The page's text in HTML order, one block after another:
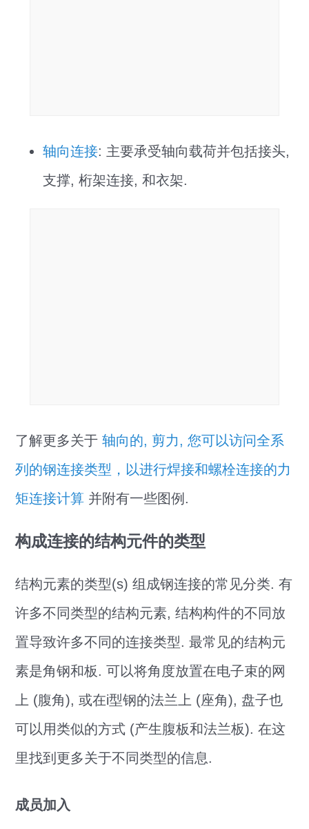
轴向连接: 主要承受轴向载荷并包括接头,
支撑, 桁架连接, 和衣架.
了解更多关于轴向的, 剪力, 您可以访问全系
列的钢连接类型，以进行焊接和螺栓连接的力
矩连接计算 并附有一些图例.
构成连接的结构元件的类型
结构元素的类型(s) 组成钢连接的常见分类. 有
许多不同类型的结构元素, 结构构件的不同放
置导致许多不同的连接类型. 最常见的结构元
素是角钢和板. 可以将角度放置在电子束的网
上 (腹角), 或在i型钢的法兰上 (座角), 盘子也
可以用类似的方式 (产生腹板和法兰板). 在这
里找到更多关于不同类型的信息.
成员加入